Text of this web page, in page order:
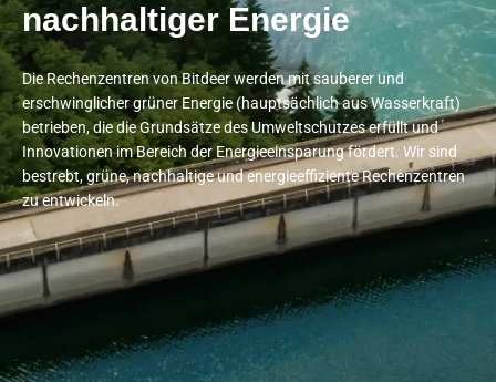
nachhaltiger Energie
Die Rechenzentren von Bitdeer werden mit sauberer und
erschwinglicher grüner Energie (hauptsächlich aus Wasserkraft)
betrieben, die die Grundsätze des Umweltschutzes erfüllt und
Innovationen im Bereich der Energieeinsparung fördert. Wir sind
bestrebt, grüne, nachhaltige und energieeffiziente Rechenzentren
zu entwickeln.